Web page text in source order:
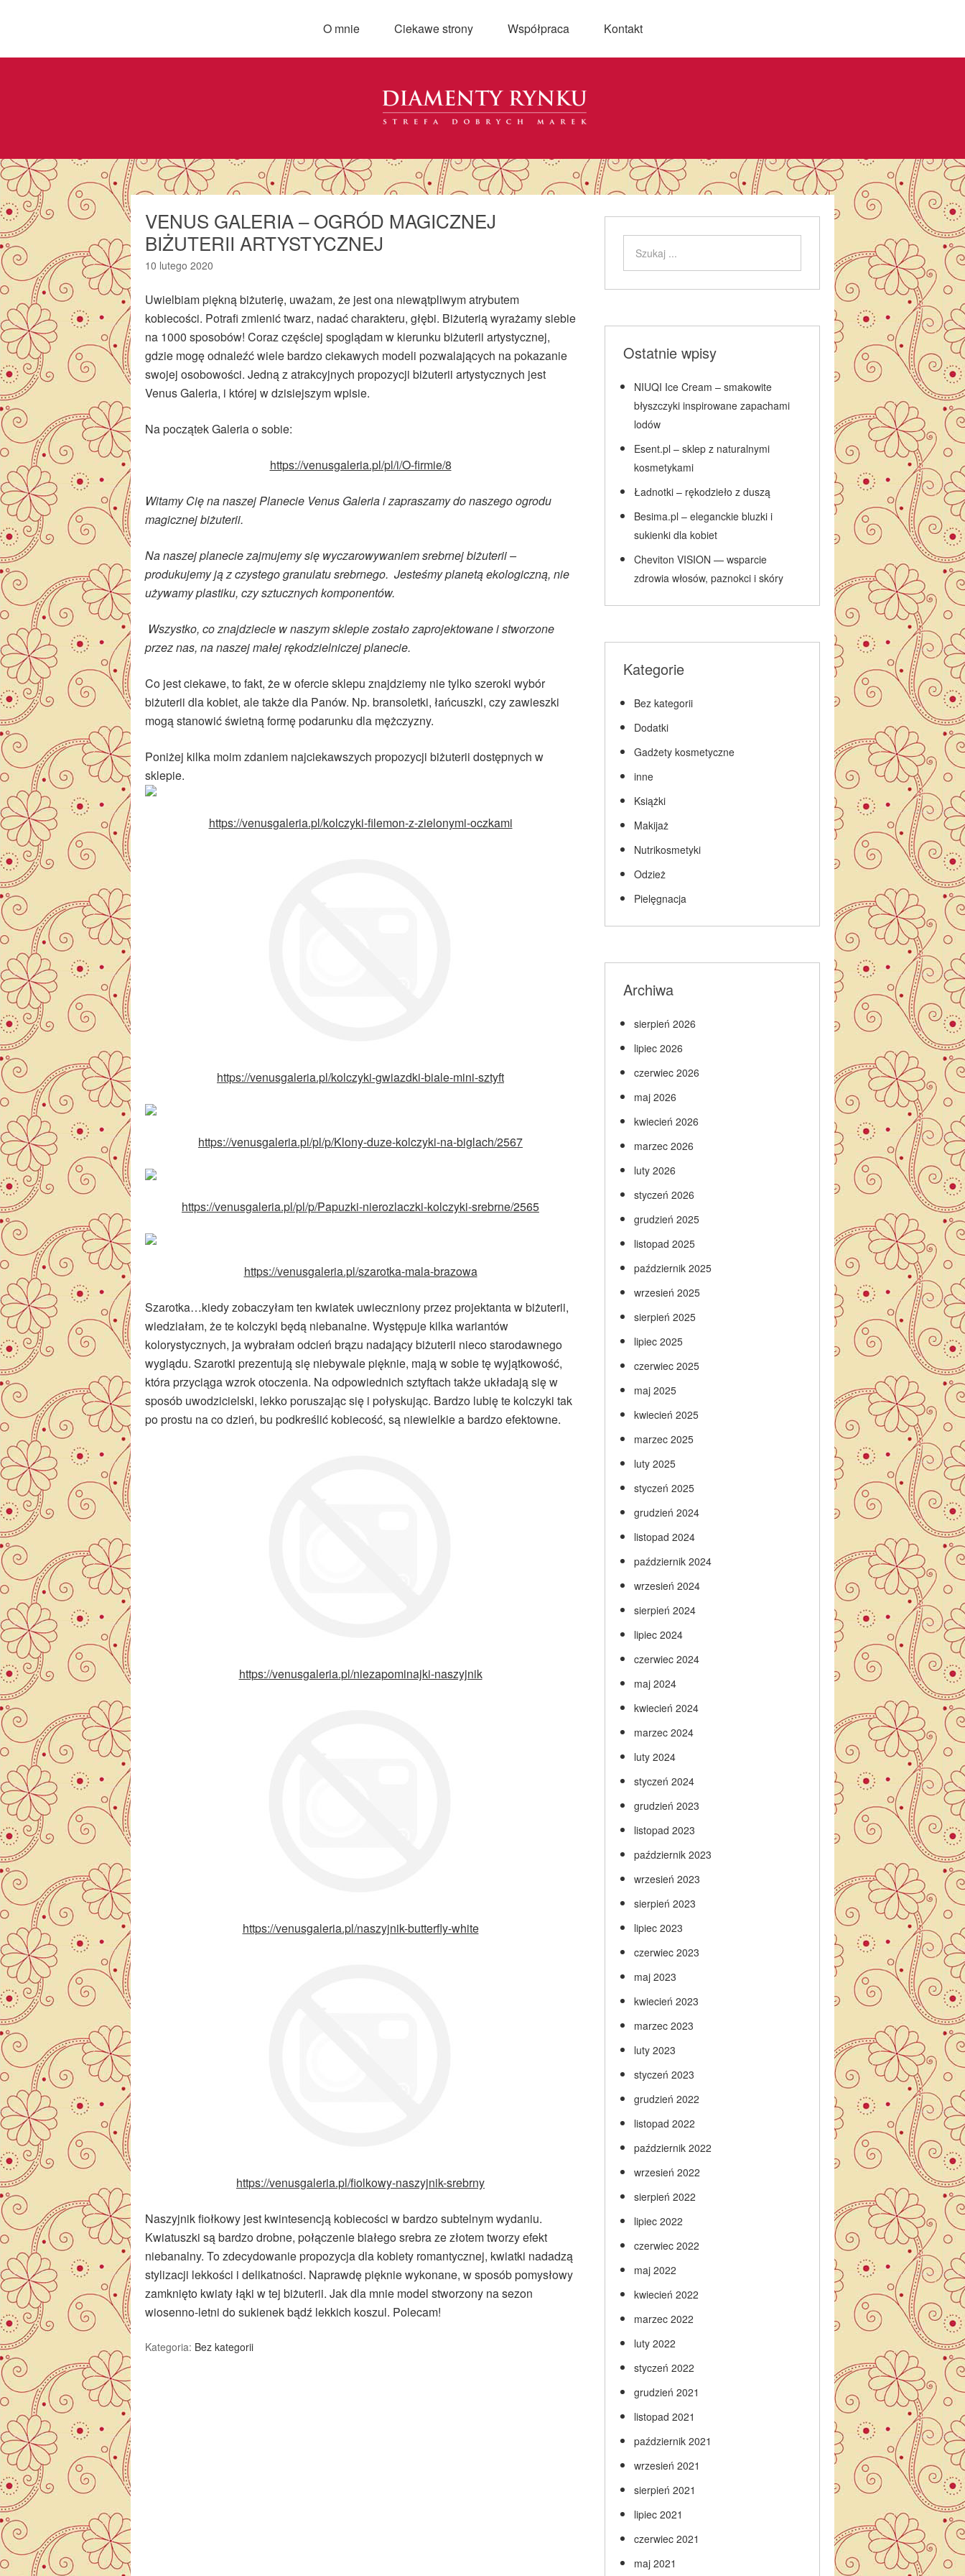
O mnie Ciekawe strony Współpraca Kontakt
VENUS GALERIA – OGRÓD MAGICZNEJ
BIŻUTERII ARTYSTYCZNEJ
10 lutego 2020
Uwielbiam piękną biżuterię, uważam, że jest ona niewątpliwym atrybutem
kobiecości. Potrafi zmienić twarz, nadać charakteru, głębi. Biżuterią wyrażamy siebie
na 1000 sposobów! Coraz częściej spoglądam w kierunku biżuterii artystycznej,
gdzie mogę odnaleźć wiele bardzo ciekawych modeli pozwalających na pokazanie
swojej osobowości. Jedną z atrakcyjnych propozycji biżuterii artystycznych jest
Venus Galeria, i której w dzisiejszym wpisie.
Na początek Galeria o sobie:
https://venusgaleria.pl/pl/i/O-firmie/8
Witamy Cię na naszej Planecie Venus Galeria i zapraszamy do naszego ogrodu
magicznej biżuterii.
Na naszej planecie zajmujemy się wyczarowywaniem srebrnej biżuterii –
produkujemy ją z czystego granulatu srebrnego. Jesteśmy planetą ekologiczną, nie
używamy plastiku, czy sztucznych komponentów.
Wszystko, co znajdziecie w naszym sklepie zostało zaprojektowane i stworzone
przez nas, na naszej małejrękodzielniczej planecie.
Co jest ciekawe, to fakt, że w ofercie sklepu znajdziemy nie tylko szeroki wybór
biżuterii dla kobiet, ale także dla Panów. Np. bransoletki, łańcuszki, czy zawieszki
mogą stanowić świetną formę podarunku dla mężczyzny.
Poniżej kilka moim zdaniem najciekawszych propozycji biżuterii dostępnych w
sklepie.
https://venusgaleria.pl/kolczyki-filemon-z-zielonymi-oczkami
https://venusgaleria.pl/kolczyki-gwiazdki-biale-mini-sztyft
https://venusgaleria.pl/pl/p/Klony-duze-kolczyki-na-biglach/2567
https://venusgaleria.pl/pl/p/Papuzki-nierozlaczki-kolczyki-srebrne/2565
https://venusgaleria.pl/szarotka-mala-brazowa
Szarotka…kiedy zobaczyłam ten kwiatek uwieczniony przez projektanta w biżuterii,
wiedziałam, że te kolczyki będą niebanalne. Występuje kilka wariantów
kolorystycznych, ja wybrałam odcień brązu nadający biżuterii nieco starodawnego
wyglądu. Szarotki prezentują się niebywale pięknie, mają w sobie tę wyjątkowość,
która przyciąga wzrok otoczenia. Na odpowiednich sztyftach także układają się w
sposób uwodzicielski, lekko poruszając się i połyskując. Bardzo lubię te kolczyki tak
po prostu na co dzień, bu podkreślić kobiecość, są niewielkie a bardzo efektowne.
https://venusgaleria.pl/niezapominajki-naszyjnik
https://venusgaleria.pl/naszyjnik-butterfly-white
https://venusgaleria.pl/fiolkowy-naszyjnik-srebrny
Naszyjnik fiołkowy jest kwintesencją kobiecości w bardzo subtelnym wydaniu.
Kwiatuszki są bardzo drobne, połączenie białego srebra ze złotem tworzy efekt
niebanalny. To zdecydowanie propozycja dla kobiety romantycznej, kwiatki nadadzą
stylizacji lekkości i delikatności. Naprawdę pięknie wykonane, w sposób pomysłowy
zamknięto kwiaty łąki w tej biżuterii. Jak dla mnie model stworzony na sezon
wiosenno-letni do sukienek bądź lekkich koszul. Polecam!
Kategoria: Bez kategorii
Ostatnie wpisy
NIUQI Ice Cream – smakowite
błyszczyki inspirowane zapachami
lodów
Esent.pl – sklep z naturalnymi
kosmetykami
Ładnotki – rękodzieło z duszą
Besima.pl – eleganckie bluzki i
sukienki dla kobiet
Cheviton VISION — wsparcie
zdrowia włosów, paznokci i skóry
Kategorie
Bez kategorii
Dodatki
Gadżety kosmetyczne
inne
Książki
Makijaż
Nutrikosmetyki
Odzież
Pielęgnacja
Archiwa
sierpień 2026
lipiec 2026
czerwiec 2026
maj 2026
kwiecień 2026
marzec 2026
luty 2026
styczeń 2026
grudzień 2025
listopad 2025
październik 2025
wrzesień 2025
sierpień 2025
lipiec 2025
czerwiec 2025
maj 2025
kwiecień 2025
marzec 2025
luty 2025
styczeń 2025
grudzień 2024
listopad 2024
październik 2024
wrzesień 2024
sierpień 2024
lipiec 2024
czerwiec 2024
maj 2024
kwiecień 2024
marzec 2024
luty 2024
styczeń 2024
grudzień 2023
listopad 2023
październik 2023
wrzesień 2023
sierpień 2023
lipiec 2023
czerwiec 2023
maj 2023
kwiecień 2023
marzec 2023
luty 2023
styczeń 2023
grudzień 2022
listopad 2022
październik 2022
wrzesień 2022
sierpień 2022
lipiec 2022
czerwiec 2022
maj 2022
kwiecień 2022
marzec 2022
luty 2022
styczeń 2022
grudzień 2021
listopad 2021
październik 2021
wrzesień 2021
sierpień 2021
lipiec 2021
czerwiec 2021
maj 2021